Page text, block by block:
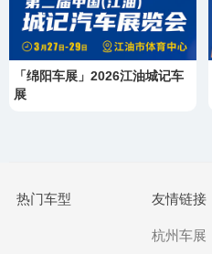
「绵阳车展」2026江油城记车
展
热门车型 友情链接
杭州车展